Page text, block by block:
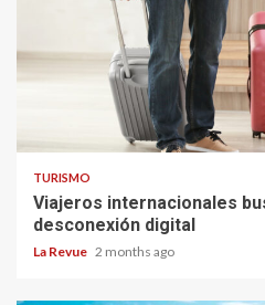
TURISMO
Viajeros internacionales
desconexión digital
La Revue 2 months ago